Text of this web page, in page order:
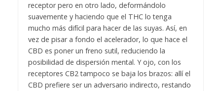
receptor pero en otro lado, deformándolo
suavemente y haciendo que el THC lo tenga
mucho más difícil para hacer de las suyas. Así, en
vez de pisar a fondo el acelerador, lo que hace el
CBD es poner un freno sutil, reduciendo la
posibilidad de dispersión mental. Y ojo, con los
receptores CB2 tampoco se baja los brazos: allí el
CBD prefiere ser un adversario indirecto, restando